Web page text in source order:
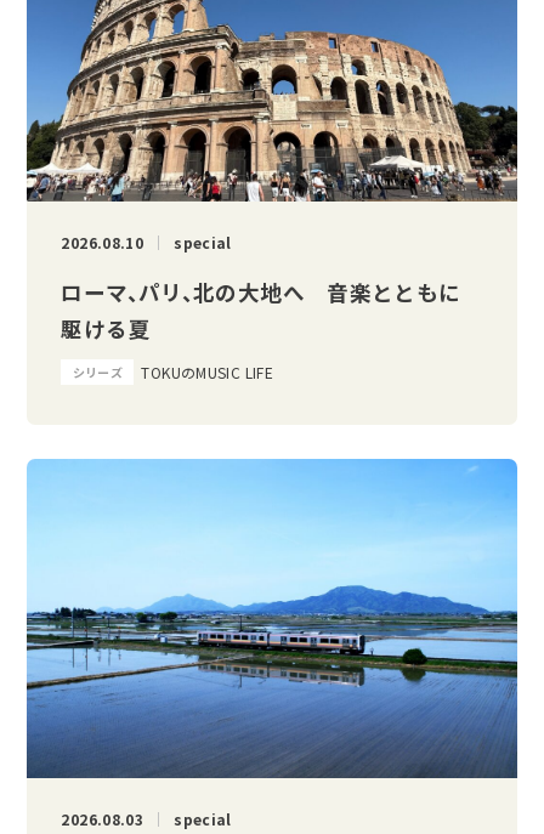
2026.08.10 special
ローマ、パリ、北の大地へ 音楽とともに
駆ける夏
シリーズ TOKUのMUSIC LIFE
2026.08.03 special